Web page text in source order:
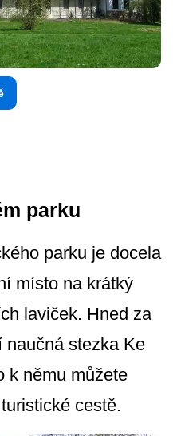
parku
parku je docela
místo na krátký
laviček. Hned za
naučná stezka Ke
k němu můžete
cestě.